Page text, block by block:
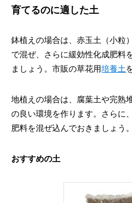
育てるのに適した土
鉢植えの場合は、赤玉土（小粒
で混ぜ、さらに緩効性化成肥料
ましょう。市販の草花用培養土
地植えの場合は、腐葉土や完熟
の良い環境を作ります。さらに
肥料を混ぜ込んでおきましょう。
おすすめの土